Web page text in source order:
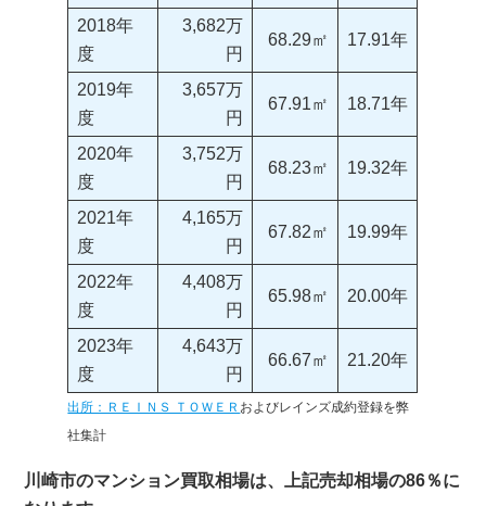
2018年
度
3,682万
円
68.29㎡ 17.91年
2019年
度
3,657万
円
67.91㎡ 18.71年
2020年
度
3,752万
円
68.23㎡ 19.32年
2021年
度
4,165万
円
67.82㎡ 19.99年
2022年
度
4,408万
円
65.98㎡ 20.00年
2023年
度
4,643万
円
66.67㎡ 21.20年
出所：ＲＥＩＮＳ ＴＯＷＥＲ およびレインズ成約登録を弊
社集計
川崎市のマンション買取相場は、上記売却相場の86％に